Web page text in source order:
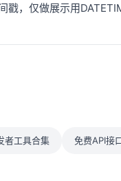
，仅做展示用
者工具合集 免费API接